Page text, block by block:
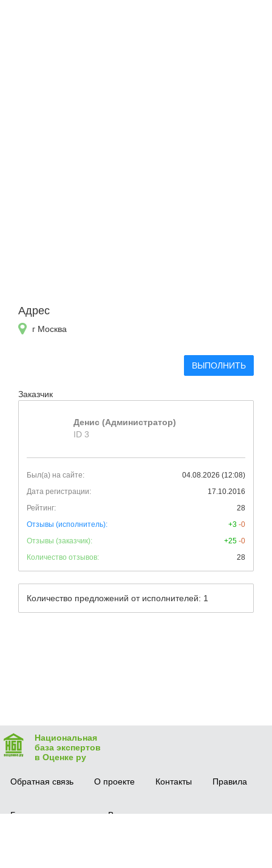
Адрес
г Москва
ВЫПОЛНИТЬ
Заказчик
Денис (Администратор)
ID 3
Был(а) на сайте:
04.08.2026 (12:08)
Дата регистрации:
17.10.2016
Рейтинг:
28
Отзывы (исполнитель):
+3 -0
Отзывы (заказчик):
+25 -0
Количество отзывов:
28
Количество предложений от исполнителей: 1
Национальная
база экспертов
в Оценке ру
Обратная связь О проекте Контакты Правила
Безопасная сделка Вопрос-ответ